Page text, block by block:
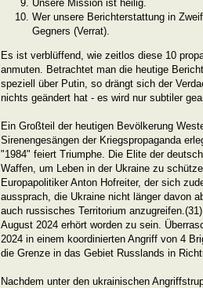
Unsere Mission ist heilig.
Wer unsere Berichterstattung in
Gegners (Verrat).
Es ist verblüffend, wie zeitlos diese 10
anmuten. Betrachtet man die heutige
speziell über Putin, so drängt sich der
nichts geändert hat - es wird nur subtiler
Ein Großteil der heutigen Bevölkerung
Sirenengesängen der Kriegspropaganda
"1984" feiert Triumphe. Die Elite der
Waffen, um Leben in der Ukraine zu
Europapolitiker Anton Hofreiter, der sich
aussprach, die Ukraine nicht länger davon
auch russisches Territorium
August 2024 erhört worden zu sein.
2024 in einem koordinierten Angriff von 4
die Grenze in das Gebiet Russlands in
Nachdem unter den ukrainischen